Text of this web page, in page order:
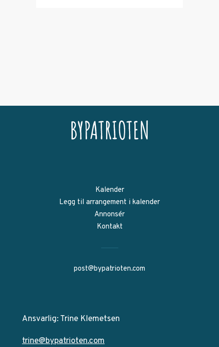
Kalender
Legg til arrangement i kalender
Annonsér
Kontakt
post@bypatrioten.com
Ansvarlig: Trine Klemetsen
trine@bypatrioten.com